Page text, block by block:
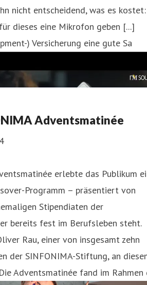
nicht entscheidend, was es kostet:
dieses eine Mikrofon geben [...]
) Versicherung eine gute Sa
Adventsmatinée
erlebte das Publikum
Programm – präsentiert von
Stipendiaten der
bereits fest im Berufsleben steht.
Rau, einer von insgesamt zehn
der SINFONIMA-Stiftung, an
Adventsmatinée fand im Rahmen